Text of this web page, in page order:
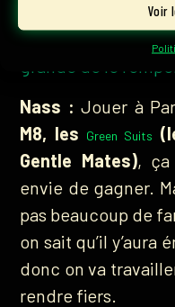
Voir
prochain Major
France. Avez-
grande de le
Nass : Jouer à
M8, les Green Suits
Gentle Mates), ça
envie de gagner.
pas beaucoup de
on sait qu’il y’aura
donc on va
rendre fiers.